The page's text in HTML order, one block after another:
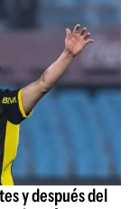
y después del